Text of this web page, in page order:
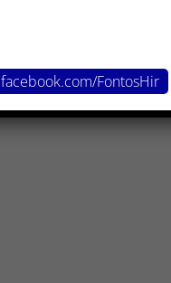
facebook.com/FontosHir